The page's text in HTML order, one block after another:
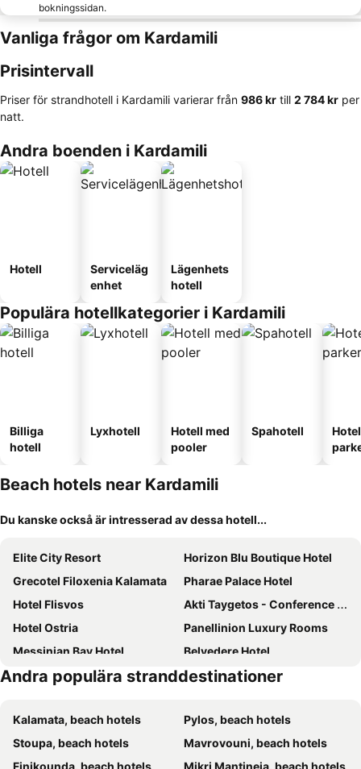
bokningssidan.
Vanliga frågor om Kardamili
Prisintervall
Priser för strandhotell i Kardamili varierar från ‎986 kr till ‎2 784 kr per
natt.
Andra boenden i Kardamili
Hotell
Serviceläg
enhet
Lägenhets
hotell
Populära hotellkategorier i Kardamili
Billiga
hotell
Lyxhotell
Hotell med
pooler
Spahotell
Beach hotels near Kardamili
Du kanske också är intresserad av dessa hotell...
Elite City Resort
Horizon Blu Boutique Hotel
Grecotel Filoxenia Kalamata
Pharae Palace Hotel
Hotel Flisvos
Akti Taygetos - Conference Resort
Hotel Ostria
Panellinion Luxury Rooms
Messinian Bay Hotel
Belvedere Hotel
Katikies Manis
Diapori Suites Hotel
Hotel Nevada Kalamata
Andra populära stranddestinationer
Kalamata, beach hotels
Pylos, beach hotels
Stoupa, beach hotels
Mavrovouni, beach hotels
Finikounda, beach hotels
Mikri Mantineia, beach hotels